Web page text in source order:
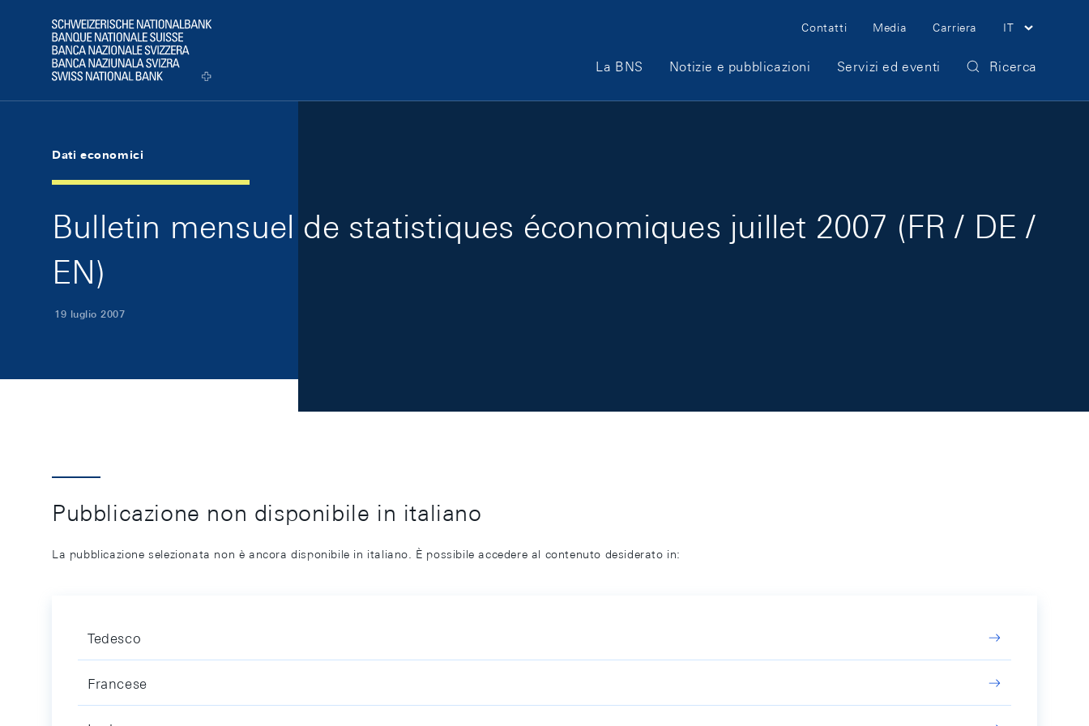
Logo
Meta Navigation
Contatti Media Carriera IT
Main Navigation
La BNS Notizie e pubblicazioni Servizi ed eventi Ricerca
Dati economici
Bulletin mensuel de statistiques économiques juillet 2007 (FR / DE /
EN)
19 luglio 2007
Pubblicazione non disponibile in italiano
La pubblicazione selezionata non è ancora disponibile in italiano. È possibile accedere al contenuto desiderato in:
Tedesco
Francese